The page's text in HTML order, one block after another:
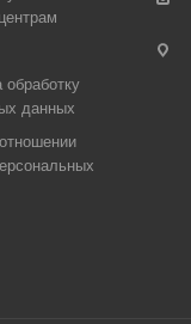
обработку
данных